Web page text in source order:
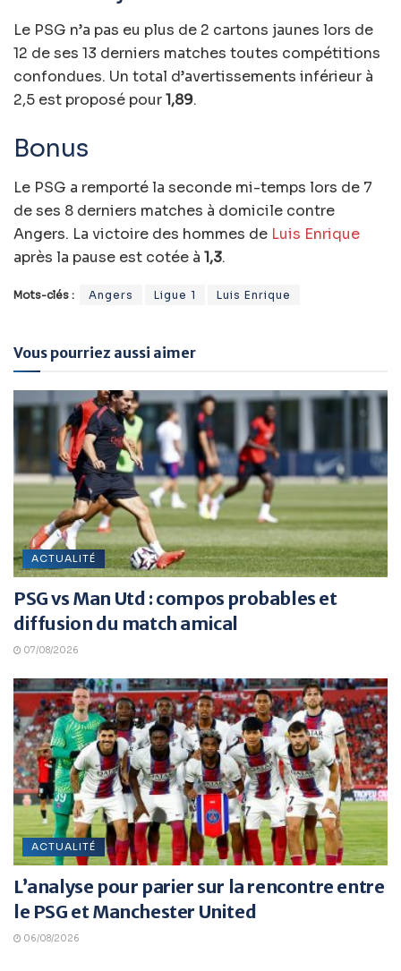
Le PSG n’a pas eu plus de 2 cartons jaunes lors de
12 de ses 13 derniers matches toutes compétitions
confondues. Un total d’avertissements inférieur à
2,5 est proposé pour1,89.
Bonus
Le PSG a remporté la seconde mi-temps lors de 7
de ses 8 derniers matches à domicile contre
Angers. La victoire des hommes de Luis Enrique
après la pause est cotée à 1,3.
Mots-clés : Angers Ligue 1 Luis Enrique
Vous pourriez aussi aimer
ACTUALITÉ
PSG vs Man Utd : compos probables et
diffusion du match amical
07/08/2026
ACTUALITÉ
L’analyse pour parier sur la rencontre entre
le PSG et Manchester United
06/08/2026